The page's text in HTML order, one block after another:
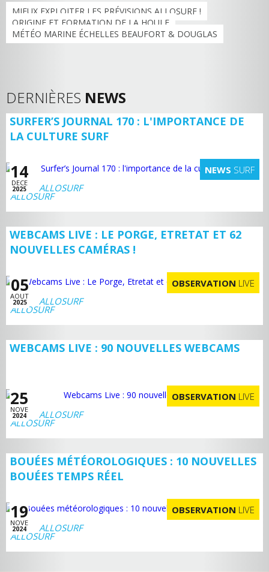
MIEUX EXPLOITER LES PRÉVISIONS ALLOSURF !
ORIGINE ET FORMATION DE LA HOULE
MÉTÉO MARINE ÉCHELLES BEAUFORT & DOUGLAS
DERNIÈRES NEWS
SURFER’S JOURNAL 170 : L'IMPORTANCE DE
LA CULTURE SURF
14
DECE
2025
NEWS SURF
ALLOSURF
WEBCAMS LIVE : LE PORGE, ETRETAT ET 62
NOUVELLES CAMÉRAS !
05
AOUT
2025
OBSERVATION LIVE
ALLOSURF
WEBCAMS LIVE : 90 NOUVELLES WEBCAMS
25
NOVE
2024
OBSERVATION LIVE
ALLOSURF
BOUÉES MÉTÉOROLOGIQUES : 10 NOUVELLES
BOUÉES TEMPS RÉEL
19
NOVE
2024
OBSERVATION LIVE
ALLOSURF